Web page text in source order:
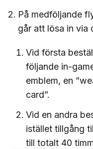
På medföljande
går att lösa in via
Vid första
följande in-
emblem, en
card”.
Vid en andra
istället tillgång
till totalt 40